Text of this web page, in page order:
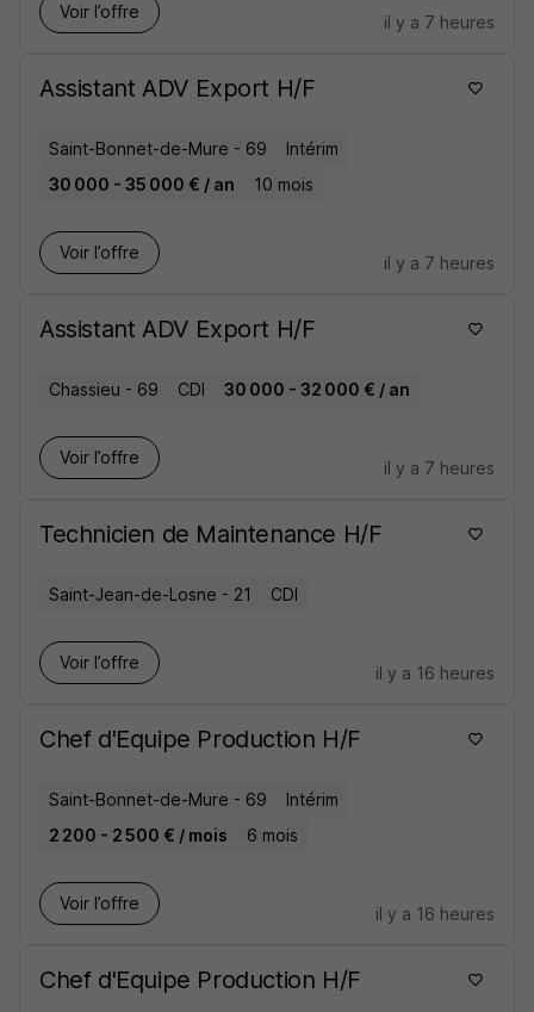
Voir l’offre
il y a 7 heures
Assistant ADV Export H/F
Saint-Bonnet-de-Mure - 69
Intérim
30 000 - 35 000 € / an
10 mois
Voir l’offre
il y a 7 heures
Assistant ADV Export H/F
Chassieu - 69 CDI 30 000 - 32 000 € / an
Voir l’offre
il y a 7 heures
Technicien de Maintenance H/F
Saint-Jean-de-Losne - 21 CDI
Voir l’offre
il y a 16 heures
Chef d'Equipe Production H/F
Saint-Bonnet-de-Mure - 69
Intérim
2 200 - 2 500 € / mois
6 mois
Voir l’offre
il y a 16 heures
Chef d'Equipe Production H/F